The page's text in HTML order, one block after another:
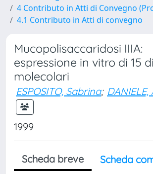
4 Contributo in Atti di Convegno
4.1 Contributo in Atti di convegno
Mucopolisaccaridosi IIIA:
espressione in vitro di 15
molecolari
ESPOSITO, Sabrina;
1999
Scheda breve
Scheda